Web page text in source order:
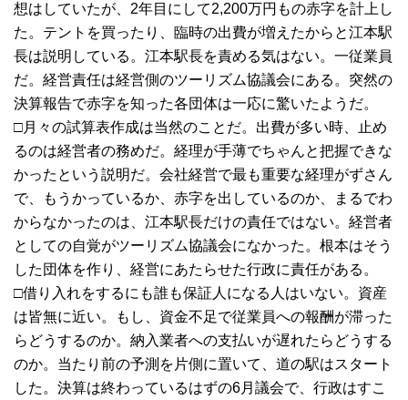
想はしていたが、2年目にして2,200万円もの赤字を計上し
た。テントを買ったり、臨時の出費が増えたからと江本駅
長は説明している。江本駅長を責める気はない。一従業員
だ。経営責任は経営側のツーリズム協議会にある。突然の
決算報告で赤字を知った各団体は一応に驚いたようだ。
□月々の試算表作成は当然のことだ。出費が多い時、止め
るのは経営者の務めだ。経理が手薄でちゃんと把握できな
かったという説明だ。会社経営で最も重要な経理がずさん
で、もうかっているか、赤字を出しているのか、まるでわ
からなかったのは、江本駅長だけの責任ではない。経営者
としての自覚がツーリズム協議会になかった。根本はそう
した団体を作り、経営にあたらせた行政に責任がある。
□借り入れをするにも誰も保証人になる人はいない。資産
は皆無に近い。もし、資金不足で従業員への報酬が滞った
らどうするのか。納入業者への支払いが遅れたらどうする
のか。当たり前の予測を片側に置いて、道の駅はスタート
した。決算は終わっているはずの6月議会で、行政はすこ